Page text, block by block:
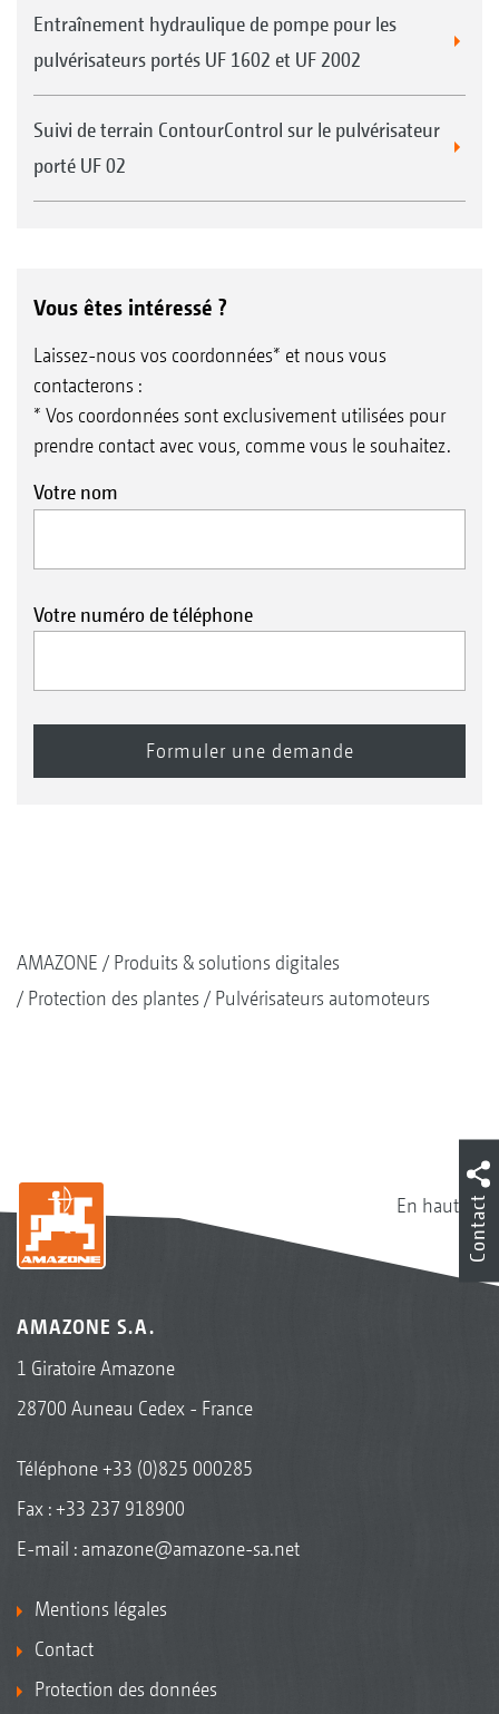
Entraînement hydraulique de pompe pour les
pulvérisateurs portés UF 1602 et UF 2002
Suivi de terrain ContourControl sur le pulvérisateur
porté UF 02
Vous êtes intéressé ?
Laissez-nous vos coordonnées* et nous vous
contacterons :
* Vos coordonnées sont exclusivement utilisées pour
prendre contact avec vous, comme vous le souhaitez.
Votre nom
Votre numéro de téléphone
AMAZONE
Produits & solutions digitales
Protection des plantes
Pulvérisateurs automoteurs
En haut
AMAZONE S.A.
1 Giratoire Amazone
28700 Auneau Cedex - France
Téléphone+33 (0)825 000285
Fax : +33 237 918900
E-mail : amazone@amazone-sa.net
Mentions légales
Contact
Protection des données
Contact